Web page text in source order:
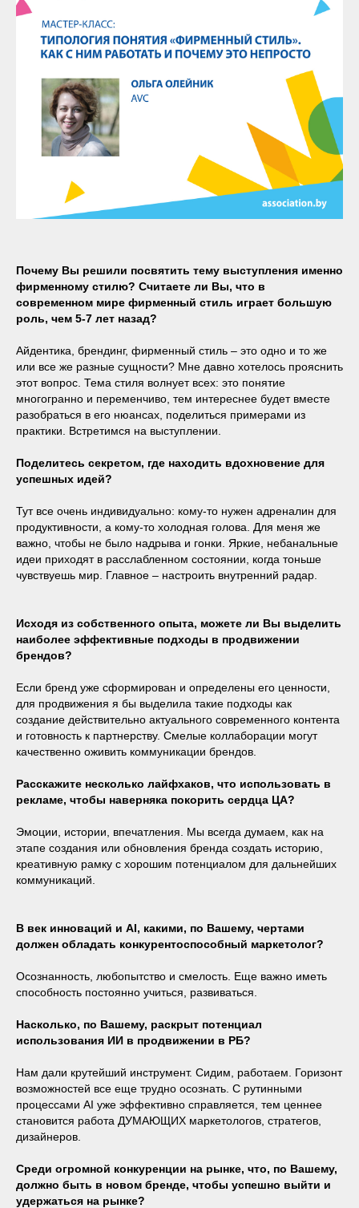
Почему Вы решили посвятить тему выступления именно
фирменному стилю? Считаете ли Вы, что в
современном мире фирменный стиль играет большую
роль, чем 5-7 лет назад?
Айдентика, брендинг, фирменный стиль – это одно и то же
или все же разные сущности? Мне давно хотелось прояснить
этот вопрос. Тема стиля волнует всех: это понятие
многогранно и переменчиво, тем интереснее будет вместе
разобраться в его нюансах, поделиться примерами из
практики. Встретимся на выступлении.
Поделитесь секретом, где находить вдохновение для
успешных идей?
Тут все очень индивидуально: кому-то нужен адреналин для
продуктивности, а кому-то холодная голова. Для меня же
важно, чтобы не было надрыва и гонки. Яркие, небанальные
идеи приходят в расслабленном состоянии, когда тоньше
чувствуешь мир. Главное – настроить внутренний радар.
Исходя из собственного опыта, можете ли Вы выделить
наиболее эффективные подходы в продвижении
брендов?
Если бренд уже сформирован и определены его ценности,
для продвижения я бы выделила такие подходы как
создание действительно актуального современного контента
и готовность к партнерству. Смелые коллаборации могут
качественно оживить коммуникации брендов.
Расскажите несколько лайфхаков, что использовать в
рекламе, чтобы наверняка покорить сердца ЦА?
Эмоции, истории, впечатления. Мы всегда думаем, как на
этапе создания или обновления бренда создать историю,
креативную рамку с хорошим потенциалом для дальнейших
коммуникаций.
В век инноваций и AI, какими, по Вашему, чертами
должен обладать конкурентоспособный маркетолог?
Осознанность, любопытство и смелость. Еще важно иметь
способность постоянно учиться, развиваться.
Насколько, по Вашему, раскрыт потенциал
использования ИИ в продвижении в РБ?
Нам дали крутейший инструмент. Сидим, работаем. Горизонт
возможностей все еще трудно осознать. С рутинными
процессами AI уже эффективно справляется, тем ценнее
становится работа ДУМАЮЩИХ маркетологов, стратегов,
дизайнеров.
Среди огромной конкуренции на рынке, что, по Вашему,
должно быть в новом бренде, чтобы успешно выйти и
удержаться на рынке?